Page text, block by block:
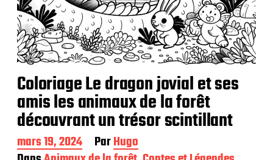
Coloriage Le dragon jovial et ses
amis les animaux de la forêt
découvrant un trésor scintillant
D
a
mars 19, 2024 ParHugo